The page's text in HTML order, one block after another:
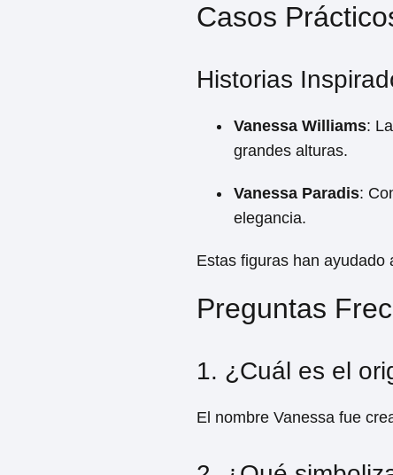
Casos
Historias
Vanessa Williams:
grandes alturas.
Vanessa Paradis:
elegancia.
Estas figuras han ayudado
Preguntas
1. ¿Cuál es el
El nombre Vanessa fue